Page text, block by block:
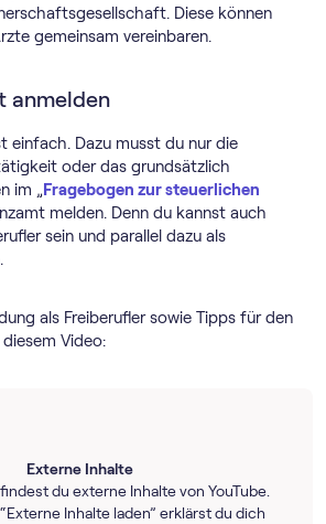
Diese können
gemeinsam vereinbaren.
anmelden
einfach. Dazu musst du nur die
oder das grundsätzlich
im „ Fragebogen zur steuerlichen
melden. Denn du kannst auch
sein und parallel dazu als
als Freiberufler sowie Tipps für den
Video:
Externe Inhalte
du externe Inhalte von YouTube.
Inhalte laden” erklärst du dich